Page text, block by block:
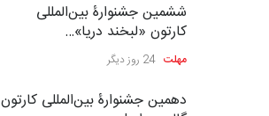
ششمین جشنوارۀ بین‌المللی
کارتون «لبخند دریا»…
مهلت 24 روز دیگر
دهمین جشنوارۀ بین‌المللی کارتون